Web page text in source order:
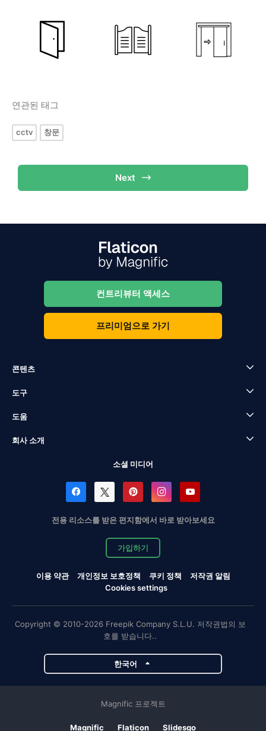
연관된 태그
cctv 창문
Next
컨트리뷰터 액세스
프리미엄으로 가기
콘텐츠
도구
도움
회사 소개
소셜 미디어
전용 리소스를 받은 편지함에서 바로 받아보세요
가입하기
이용 약관 개인정보 보호정책 쿠키 정책
저작권 알림
Cookies settings
Copyright © 2010-2026 Freepik Company S.L.U. 저작권법의 보
호를 받습니다..
한국어
Magnific 프로젝트
Magnific Flaticon Slidesgo